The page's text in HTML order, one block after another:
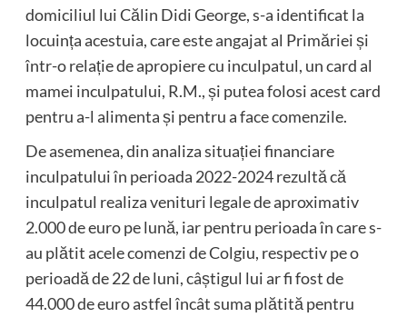
domiciliul lui Călin Didi George, s-a identificat la
locuința acestuia, care este angajat al Primăriei și
într-o relație de apropiere cu inculpatul, un card al
mamei inculpatului, R.M., și putea folosi acest card
pentru a-l alimenta și pentru a face comenzile.
De asemenea, din analiza situației financiare
inculpatului în perioada 2022-2024 rezultă că
inculpatul realiza venituri legale de aproximativ
2.000 de euro pe lună, iar pentru perioada în care s-
au plătit acele comenzi de Colgiu, respectiv pe o
perioadă de 22 de luni, câștigul lui ar fi fost de
44.000 de euro astfel încât suma plătită pentru